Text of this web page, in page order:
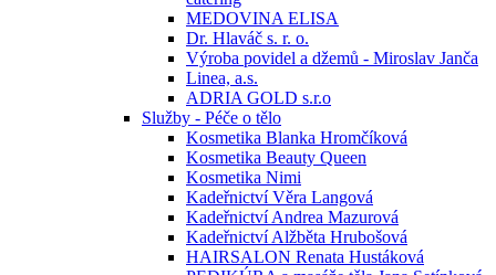
MEDOVINA ELISA
Dr. Hlaváč s. r. o.
Výroba povidel a džemů - Miroslav Janča
Linea, a.s.
ADRIA GOLD s.r.o
Služby - Péče o tělo
Kosmetika Blanka Hromčíková
Kosmetika Beauty Queen
Kosmetika Nimi
Kadeřnictví Věra Langová
Kadeřnictví Andrea Mazurová
Kadeřnictví Alžběta Hrubošová
HAIRSALON Renata Hustáková